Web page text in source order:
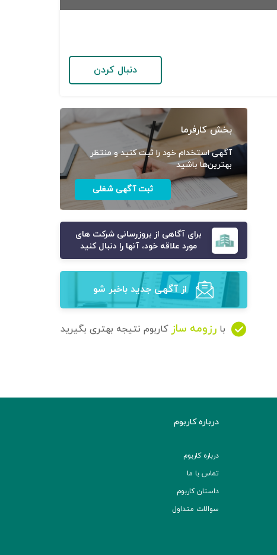
دنبال کردن
بخش کارفرما
آگهی استخدام خود را ثبت کنید و منتظر
بهترین‌ها باشید
ثبت آگهی شغلی
برای آگاهی از بروزرسانی شرکت های
مورد علاقه خود، آنها را دنبال کنید
از آگهی‌ جدید باخبر شو
با رزومه ساز کاربوم نتیجه بهتری بگیرید
درباره کاربوم
درباره کاربوم
تماس با ما
داستان کاربوم
سوالات متداول